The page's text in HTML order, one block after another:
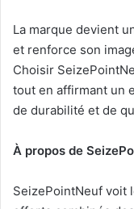
La marque devient
et renforce son
Choisir
tout en affirmant un
de durabilité et de
À propos de
SeizePointNeuf voit